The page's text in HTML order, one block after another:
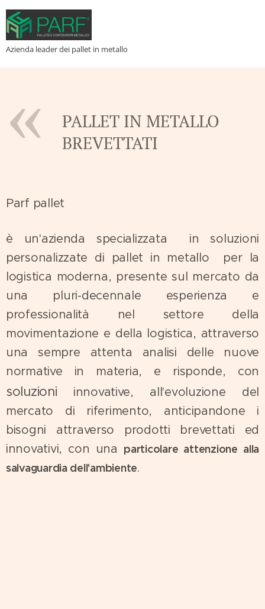
Azienda leader dei pallet in metallo
PALLET IN METALLO
BREVETTATI
Parf pallet
è un'azienda specializzata in soluzioni
personalizzate di pallet in metallo per la
logistica moderna, presente sul mercato da
una pluri-decennale esperienza e
professionalità nel settore della
movimentazione e della logistica, attraverso
una sempre attenta analisi delle nuove
normative in materia, e risponde, con
soluzioni innovative, all'evoluzione del
mercato di riferimento, anticipandone i
bisogni attraverso prodotti brevettati ed
innovativi, con una particolare attenzione alla
salvaguardia dell'ambiente.